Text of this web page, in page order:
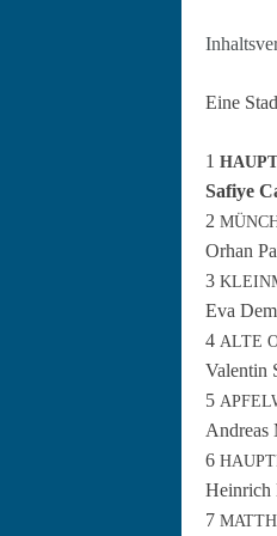
Eine
1
Safiye
2
Orhan
3
Eva
4 ALTE
Valentin
5
6
Hein­rich
7